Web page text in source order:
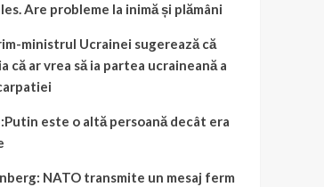
Are probleme la inimă și plămâni
ministrul Ucrainei sugerează că
că ar vrea să ia partea ucraineană a
este o altă persoană decât era
NATO transmite un mesaj ferm